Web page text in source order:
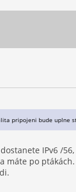
pripojeni bude uplne
IPv6 /
máte po